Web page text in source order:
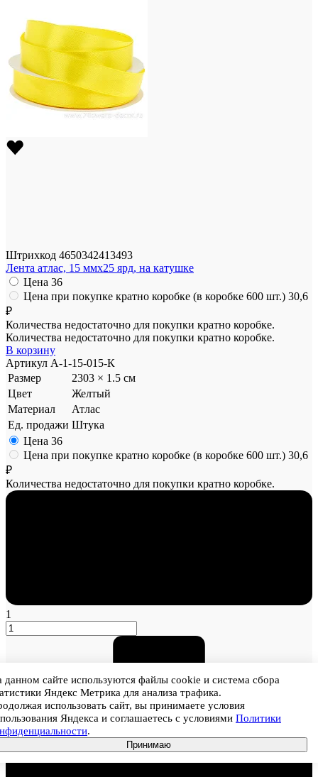
Штрихкод 4650342413493
Лента атлас, 15 ммx25 ярд, на катушке
Цена 36
Цена при покупке кратно коробке (в коробке 600 шт.) 30,6
₽
Количества недостаточно для покупки кратно коробке.
Количества недостаточно для покупки кратно коробке.
В корзину
Артикул A-1-15-015-К
Размер
2303 × 1.5 см
Цвет
Желтый
Материал
Атлас
Ед. продажи Штука
Цена 36
Цена при покупке кратно коробке (в коробке 600 шт.) 30,6
₽
Количества недостаточно для покупки кратно коробке.
1
данном сайте используются файлы cookie и система сбора
Яндекс Метрика для анализа трафика.
использовать сайт, вы принимаете условия
Яндекса и соглашаетесь с условиями Политики
.
Принимаю